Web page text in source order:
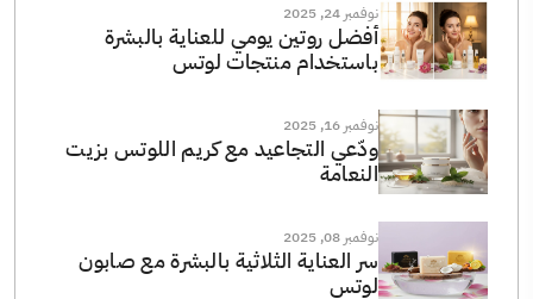
نوفمبر 24, 2025
أفضل روتين يومي للعناية بالبشرة
باستخدام منتجات لوتس
نوفمبر 16, 2025
ودّعي التجاعيد مع كريم اللوتس بزيت
النعامة
نوفمبر 08, 2025
سر العناية الثلاثية بالبشرة مع صابون
لوتس